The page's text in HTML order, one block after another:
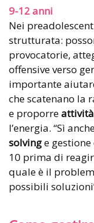
9-12 anni
Nei
strutturata:
provocatorie,
offensive verso
importante
che scatenano la
e proporre
l’energia. “Sì
solvinge
10 prima di
quale è il
possibili